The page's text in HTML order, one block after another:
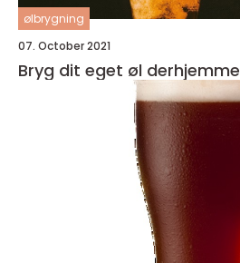
ølbrygning
07. October 2021
Bryg dit eget øl derhjemme